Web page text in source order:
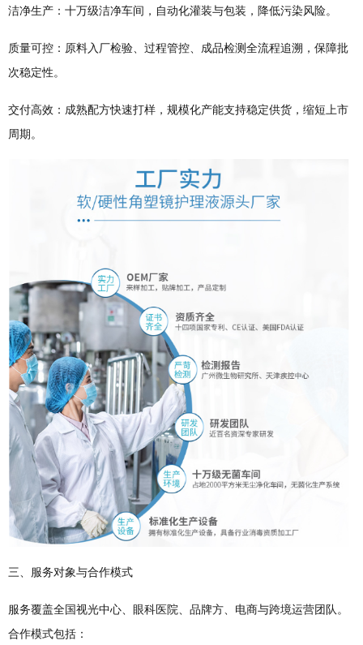
洁净生产：十万级洁净车间，自动化灌装与包装，降低污染风险。
质量可控：原料入厂检验、过程管控、成品检测全流程追溯，保障批
次稳定性。
交付高效：成熟配方快速打样，规模化产能支持稳定供货，缩短上市
周期。
三、服务对象与合作模式
服务覆盖全国视光中心、眼科医院、品牌方、电商与跨境运营团队。
合作模式包括：